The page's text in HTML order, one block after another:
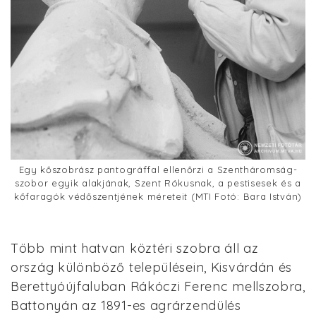
Egy kőszobrász pantográffal ellenőrzi a Szentháromság-
szobor egyik alakjának, Szent Rókusnak, a pestisesek és a
kőfaragók védőszentjének méreteit (MTI Fotó: Bara István)
Több mint hatvan köztéri szobra áll az
ország különböző településein, Kisvárdán és
Berettyóújfaluban Rákóczi Ferenc mellszobra,
Battonyán az 1891-es agrárzendülés